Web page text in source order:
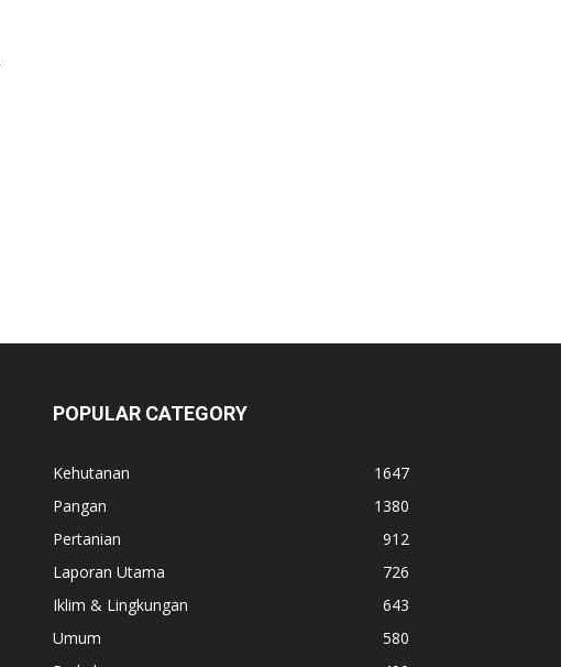
POPULAR CATEGORY
Kehutanan
1647
Pangan
1380
Pertanian
912
Laporan Utama
726
Iklim & Lingkungan
643
Umum
580